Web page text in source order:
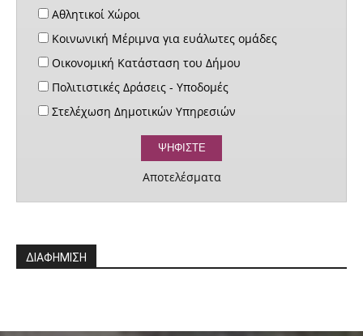
Αθλητικοί Χώροι
Κοινωνική Μέριμνα για ευάλωτες ομάδες
Οικονομική Κατάσταση του Δήμου
Πολιτιστικές Δράσεις - Υποδομές
Στελέχωση Δημοτικών Υπηρεσιών
Αποτελέσματα
ΔΙΑΦΗΜΙΣΗ